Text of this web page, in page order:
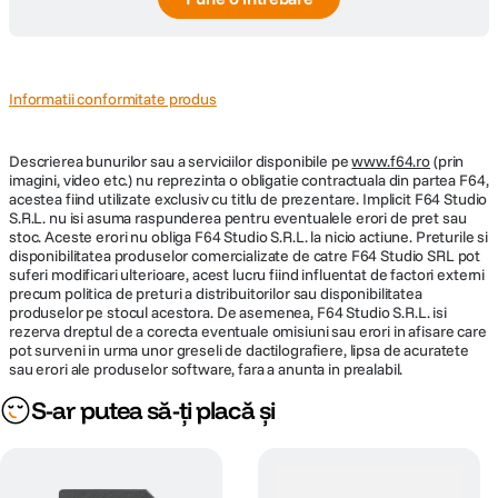
lumina redusa si pe timpul noptii. Ridicati comutatorul,
Vizualizarea perfecta
Scena exacta va este oferita rapid intotdeauna:
Vizorul electronic. Reglarea automata a luminozitatii si
controlul creativ complet va asigura cel mai bun
aspect al fotografiilor dumneavoastra.
Program automat Prioritate deschidere
Filtru Art Film
de alb
acoperit Umbrit
Moduri
presetate
(Scene)
Portret e-Portrait Peisaj cu Portret Scena
de noapte cu portret Sport Copii Scena de
noapte Urme de lumina Fotografierea
boltei stelare fara trepied Artificii Panning
Peisaj Apus Plaja si zapada Retroiluminare
HDR Multi Focus Modul Silent Lumânare
Macro Natura Macro Documente
Capacitate
rafala
Aprox. 8,6 fps
Informatii conformitate produs
Descrierea bunurilor sau a serviciilor disponibile pewww.f64.ro(prin
imagini, video etc.) nu reprezinta o obligatie contractuala din partea F64,
acestea fiind utilizate exclusiv cu titlu de prezentare. Implicit F64 Studio
S.R.L. nu isi asuma raspunderea pentru eventualele erori de pret sau
stoc. Aceste erori nu obliga F64 Studio S.R.L. la nicio actiune. Preturile si
disponibilitatea produselor comercializate de catre F64 Studio SRL pot
suferi modificari ulterioare, acest lucru fiind influentat de factori externi
precum politica de preturi a distribuitorilor sau disponibilitatea
produselor pe stocul acestora. De asemenea, F64 Studio S.R.L. isi
rezerva dreptul de a corecta eventuale omisiuni sau erori in afisare care
pot surveni in urma unor greseli de dactilografiere, lipsa de acuratete
sau erori ale produselor software, fara a anunta in prealabil.
S-ar putea să-ți placă și